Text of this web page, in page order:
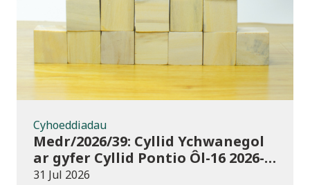
Cyhoeddiadau
Medr/2026/39: Cyllid Ychwanegol
ar gyfer Cyllid Pontio Ôl-16 2026-
27
31 Jul 2026